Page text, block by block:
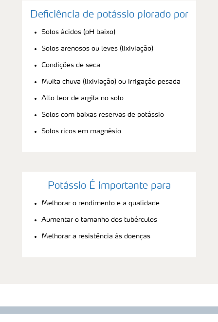
Deficiência de potássio piorado por
Solos ácidos (pH baixo)
Solos arenosos ou leves (lixiviação)
Condições de seca
Muita chuva (lixiviação) ou irrigação pesada
Alto teor de argila no solo
Solos com baixas reservas de potássio
Solos ricos em magnésio
Potássio É importante para
Melhorar o rendimento e a qualidade
Aumentar o tamanho dos tubérculos
Melhorar a resistência às doenças